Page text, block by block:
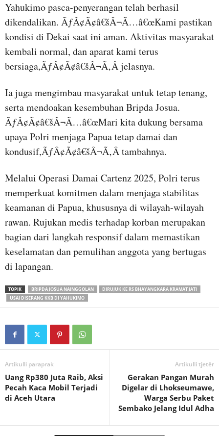
Yahukimo pasca-penyerangan telah berhasil
dikendalikan. ÃƒÂ¢Ã¢â€šÂ¬Ã…â€œKami pastikan
kondisi di Dekai saat ini aman. Aktivitas masyarakat
kembali normal, dan aparat kami terus
bersiaga,ÃƒÂ¢Ã¢â€šÂ¬Ã‚Â jelasnya.
Ia juga mengimbau masyarakat untuk tetap tenang,
serta mendoakan kesembuhan Bripda Josua.
ÃƒÂ¢Ã¢â€šÂ¬Ã…â€œMari kita dukung bersama
upaya Polri menjaga Papua tetap damai dan
kondusif,ÃƒÂ¢Ã¢â€šÂ¬Ã‚Â tambahnya.
Melalui Operasi Damai Cartenz 2025, Polri terus
memperkuat komitmen dalam menjaga stabilitas
keamanan di Papua, khususnya di wilayah-wilayah
rawan. Rujukan medis terhadap korban merupakan
bagian dari langkah responsif dalam memastikan
keselamatan dan pemulihan anggota yang bertugas
di lapangan.
TOPIK BRIPDA JOSUA NAINGGOLAN
DIRUJUK KE RS BHAYANGKARA KRAMAT JATI
USAI DISERANG KKB DI YAHUKIMO
Artikulli paraprak
Uang Rp380 Juta Raib, Aksi
Pecah Kaca Mobil Terjadi
di Aceh Utara
Artikulli tjetër
Gerakan Pangan Murah
Digelar di Lhokseumawe,
Warga Serbu Paket
Sembako Jelang Idul Adha